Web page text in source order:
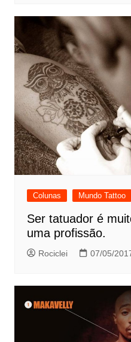
Colunas Mundo Tattoo
Ser tatuador é
uma profissão.
Rociclei 07/05/